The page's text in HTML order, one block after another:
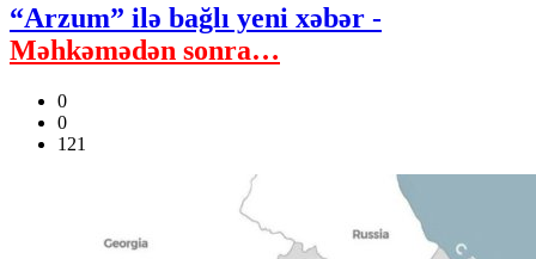
“Arzum” ilə bağlı yeni xəbər -
Məhkəmədən sonra…
0
0
121